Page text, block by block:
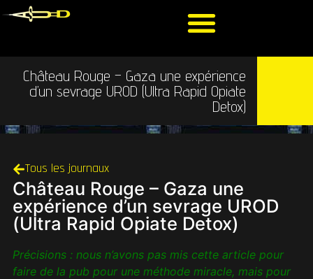
Château Rouge – Gaza une expérience
d’un sevrage UROD (Ultra Rapid Opiate
Detox)
Tous les journaux
Château Rouge – Gaza une
expérience d’un sevrage UROD
(Ultra Rapid Opiate Detox)
Précisions : nous n’avons pas mis cette article pour
faire de la pub pour une méthode miracle, mais pour